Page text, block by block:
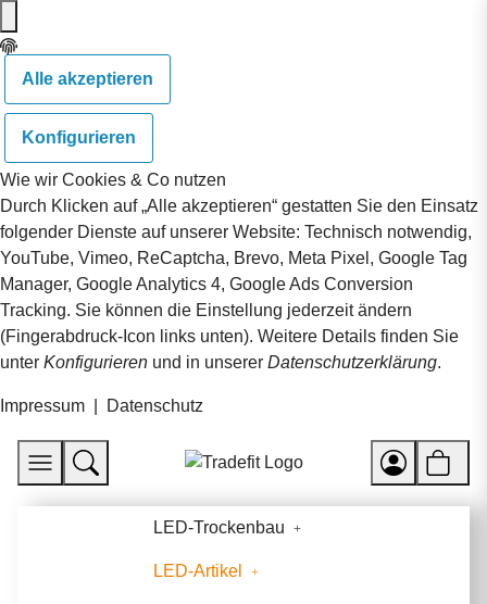
Alle akzeptieren
Konfigurieren
Wie wir Cookies & Co nutzen
Durch Klicken auf „Alle akzeptieren“ gestatten Sie den Einsatz
folgender Dienste auf unserer Website: Technisch notwendig,
YouTube, Vimeo, ReCaptcha, Brevo, Meta Pixel, Google Tag
Manager, Google Analytics 4, Google Ads Conversion
Tracking. Sie können die Einstellung jederzeit ändern
(Fingerabdruck-Icon links unten). Weitere Details finden Sie
unter Konfigurieren und in unserer Datenschutzerklärung.
Impressum Datenschutz
LED-Trockenbau
LED-Artikel